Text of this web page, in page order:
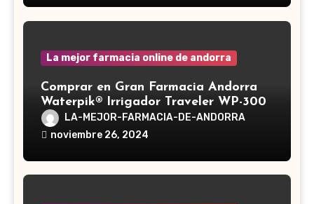
en la medicina tradicional asiática
La mejor farmacia online de andorra
Comprar en Gran Farmacia Andorra
Waterpik® Irrigador Traveler WP-300
LA-MEJOR-FARMACIA-DE-ANDORRA
noviembre 26, 2024